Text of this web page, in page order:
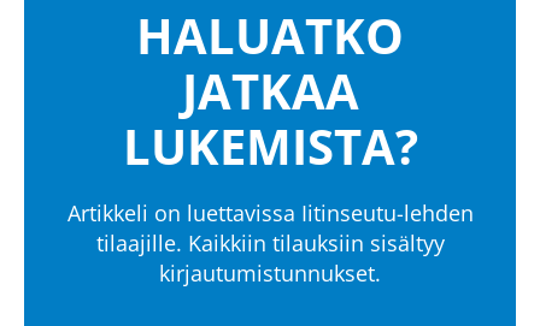
HALUATKO
JATKAA
LUKEMISTA?
Artikkeli on luettavissa Iitinseutu-lehden
tilaajille. Kaikkiin tilauksiin sisältyy
kirjautumistunnukset.